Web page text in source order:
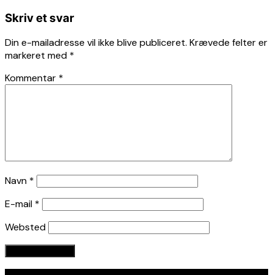
Skriv et svar
Din e-mailadresse vil ikke blive publiceret. Krævede felter er
markeret med *
Kommentar *
Navn *
E-mail *
Websted